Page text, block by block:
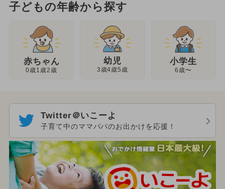
子どもの年齢から探す
赤ちゃん
0歳1歳2歳
幼児
3歳4歳5歳
小学生
6歳〜
Twitter＠いこーよ
子育て中のママパパのお出かけを応援！